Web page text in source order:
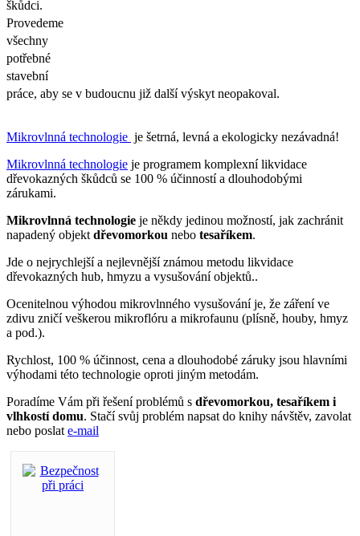
škůdci.
Provedeme
všechny
potřebné
stavební
práce, aby se v budoucnu již další výskyt neopakoval.
Mikrovlnná technologie je šetrná, levná a ekologicky nezávadná!
Mikrovlnná technologie je programem komplexní likvidace
dřevokazných škůdců se 100 % účinností a dlouhodobými
zárukami.
Mikrovlnná technologie je někdy jedinou možností, jak zachránit
napadený objekt dřevomorkou nebo tesaříkem.
Jde o nejrychlejší a nejlevnější známou metodu likvidace
dřevokazných hub, hmyzu a vysušování objektů..
Ocenitelnou výhodou mikrovlnného vysušování je, že záření ve
zdivu zničí veškerou mikroflóru a mikrofaunu (plísně, houby, hmyz
a pod.).
Rychlost, 100 % účinnost, cena a dlouhodobé záruky jsou hlavními
výhodami této technologie oproti jiným metodám.
Poradíme Vám při řešení problémů s dřevomorkou, tesaříkem i
vlhkostí domu. Stačí svůj problém napsat do knihy návštěv, zavolat
nebo poslat e-mail